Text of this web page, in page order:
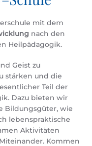
mit dem
nach den
Heilpädagogik.
Geist zu
stärken und die
Teil der
Dazu bieten wir
Bildungsgüter, wie
lebenspraktische
Aktivitäten
Kommen